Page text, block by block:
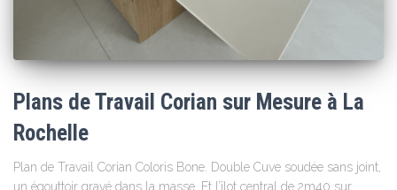
Plans de Travail Corian sur Mesure à La
Rochelle
Plan de Travail Corian Coloris Bone. Double Cuve soudée sans joint,
un égouttoir gravé dans la masse. Et l’îlot central de 2m40 sur